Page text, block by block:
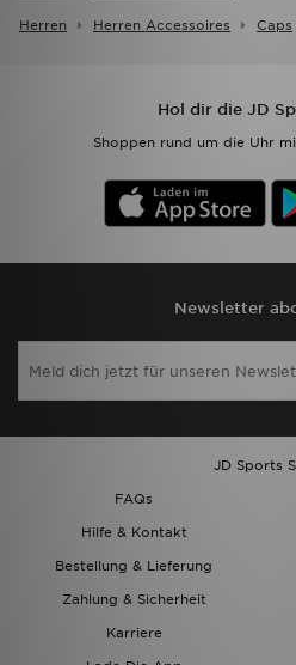
Herren Herren Accessoires Caps
Hol dir die JD
Shoppen rund um die Uhr
Newsletter
JD Sports
FAQs
Hilfe & Kontakt
Bestellung & Lieferung
Zahlung & Sicherheit
Karriere